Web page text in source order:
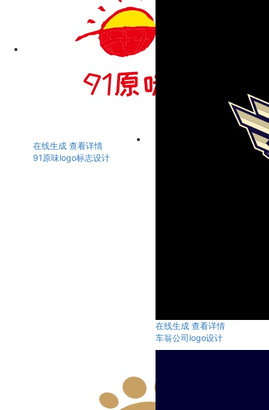
在线生成 查看详情
91原味logo标志设计
在线生成 查看详情
车翁公司logo设计